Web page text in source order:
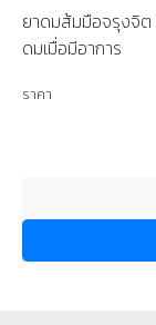
ยาดมส้มมือจรุงจิ
ดมเมื่อมีอาการ
ราคา